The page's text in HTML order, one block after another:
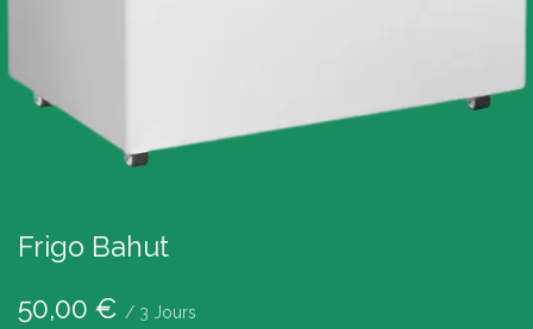
Frigo Bahut
50,00 € / 3 Jours